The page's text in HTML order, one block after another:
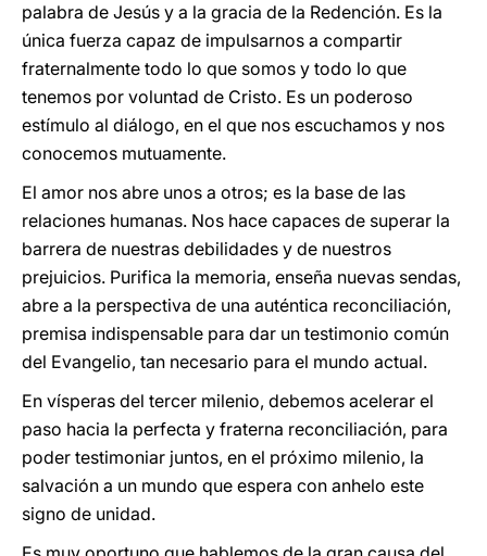
palabra de Jesús y a la gracia de la Redención. Es la
única fuerza capaz de impulsarnos a compartir
fraternalmente todo lo que somos y todo lo que
tenemos por voluntad de Cristo. Es un poderoso
estímulo al diálogo, en el que nos escuchamos y nos
conocemos mutuamente.
El amor nos abre unos a otros; es la base de las
relaciones humanas. Nos hace capaces de superar la
barrera de nuestras debilidades y de nuestros
prejuicios. Purifica la memoria, enseña nuevas sendas,
abre a la perspectiva de una auténtica reconciliación,
premisa indispensable para dar un testimonio común
del Evangelio, tan necesario para el mundo actual.
En vísperas del tercer milenio, debemos acelerar el
paso hacia la perfecta y fraterna reconciliación, para
poder testimoniar juntos, en el próximo milenio, la
salvación a un mundo que espera con anhelo este
signo de unidad.